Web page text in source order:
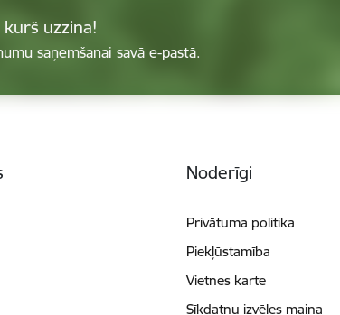
uzzina!
saņemšanai savā e-pastā.
Noderīgi
Privātuma politika
Piekļūstamība
Vietnes karte
Sīkdatņu izvēles maiņa